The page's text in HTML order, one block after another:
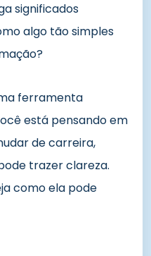
significados
algo tão simples
ferramenta
está pensando em
de carreira,
trazer clareza.
como ela pode